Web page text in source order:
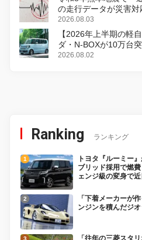
の走行データが災害対
2026.08.03
【2026年上半期の軽
ダ・N-BOXが10万台
感
2026.08.02
Ranking ランキング
トヨタ『ルーミー
ブリッド採用で燃
ェンジ級の変身で
「下着メーカーが
ンジンを積んだジ
「往年の三菱スタ